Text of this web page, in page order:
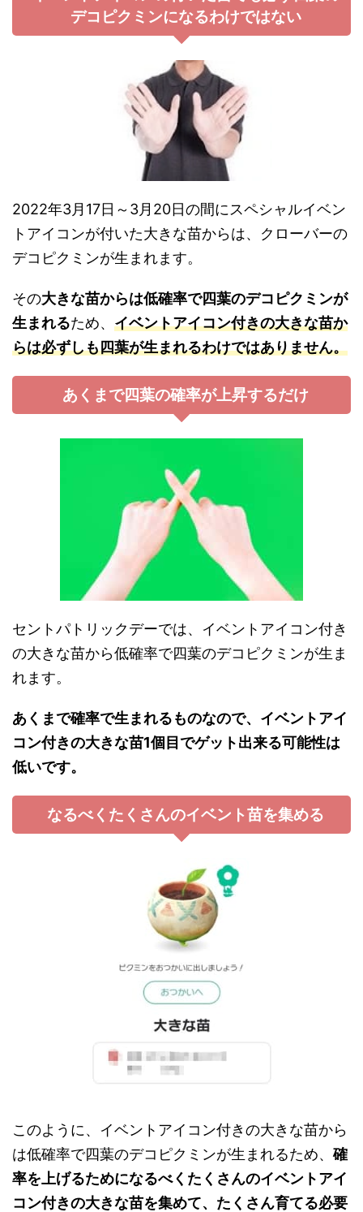
デコピクミンになるわけではない
2022年3月17日～3月20日の間にスペシャルイベン
トアイコンが付いた大きな苗からは、クローバーの
デコピクミンが生まれます。
その大きな苗からは低確率で四葉のデコピクミンが
生まれるため、 イベントアイコン付きの大きな苗か
らは必ずしも四葉が生まれるわけではありません。
あくまで四葉の確率が上昇するだけ
セントパトリックデーでは、イベントアイコン付き
の大きな苗から低確率で四葉のデコピクミンが生ま
れます。
あくまで確率で生まれるものなので、イベントアイ
コン付きの大きな苗1個目でゲット出来る可能性は
低いです。
なるべくたくさんのイベント苗を集める
このように、イベントアイコン付きの大きな苗から
は低確率で四葉のデコピクミンが生まれるため、確
率を上げるためになるべくたくさんのイベントアイ
コン付きの大きな苗を集めて、たくさん育てる必要